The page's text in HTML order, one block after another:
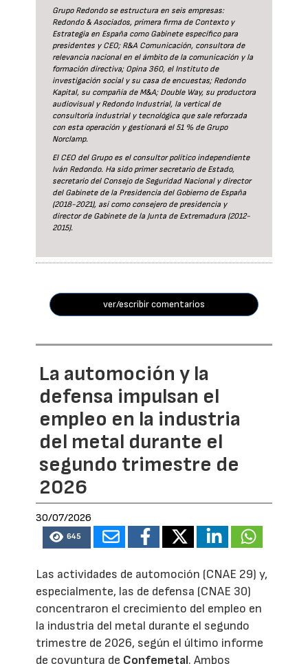
Grupo Redondo se estructura en seis empresas:
Redondo & Asociados, primera firma de Contexto y
Estrategia en España como Gabinete específico para
presidentes y CEO; R&A Comunicación, consultora de
relevancia nacional en el ámbito de la comunicación y la
formación directiva; Opina 360, el Instituto de
investigación social y su casa de encuestas; Redondo
Kapital, su compañía de M&A; Double Way, su productora
audiovisual y Redondo Industrial, la vertical de
consultoría industrial y tecnológica que sale reforzada
con esta operación y gestionará el 51 % de Grupo
Norclamp.
El CEO del Grupo es el consultor político independiente
Iván Redondo. Ha sido primer secretario de Estado,
secretario del Consejo de Seguridad Nacional y director
del Gabinete de la Presidencia del Gobierno de España
(2018-2021), así como consejero de presidencia y
director de Gabinete de la Junta de Extremadura (2012-
2015).
ver/escribir comentarios
La automoción y la
defensa impulsan el
empleo en la industria
del metal durante el
segundo trimestre de
2026
30/07/2026
645
Las actividades de automoción (CNAE 29) y,
especialmente, las de defensa (CNAE 30)
concentraron el crecimiento del empleo en
la industria del metal durante el segundo
trimestre de 2026, según el último informe
de coyuntura de Confemetal. Ambos